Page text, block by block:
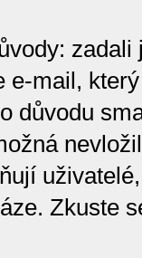
e-mail,
důvodu
Zkuste